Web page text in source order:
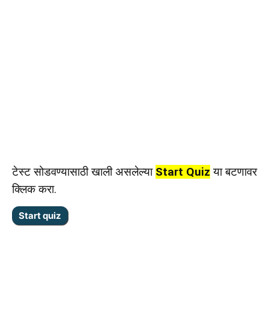
टेस्ट सोडवण्यासाठी खाली असलेल्या Start Quiz या बटणावर
क्लिक करा.